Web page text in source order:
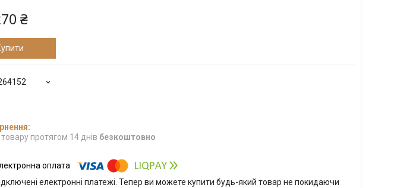
₴
протягом 14 днів безкоштовно
електронні платежі. Тепер ви можете купити будь-який товар не покидаючи